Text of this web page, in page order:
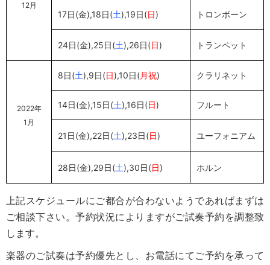
12月
17日(金),18日(土),19日(日) トロンボーン
24日(金),25日(土),26日(日) トランペット
2022年
1月
8日(土),9日(日),10日(月祝) クラリネット
14日(金),15日(土),16日(日) フルート
21日(金),22日(土),23日(日) ユーフォニアム
28日(金),29日(土),30日(日) ホルン
上記スケジュールにご都合が合わないようであればまずは
ご相談下さい。予約状況によりますがご試奏予約を調整致
します。
楽器のご試奏は予約優先とし、お電話にてご予約を承って